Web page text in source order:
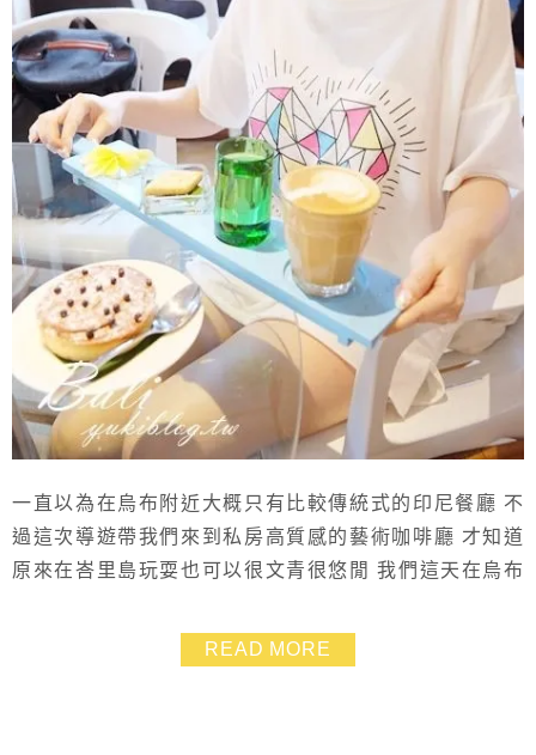
一直以為在烏布附近大概只有比較傳統式的印尼餐廳 不
過這次導遊帶我們來到私房高質感的藝術咖啡廳 才知道
原來在峇里島玩耍也可以很文青很悠閒 我們這天在烏布
是相當滿足❤❤ 雖然這家私房咖啡很有洋人風格.不過大
家注意到了嗎? 咖啡上桌時的擺盤又很巴里島風味 座椅還
READ MORE